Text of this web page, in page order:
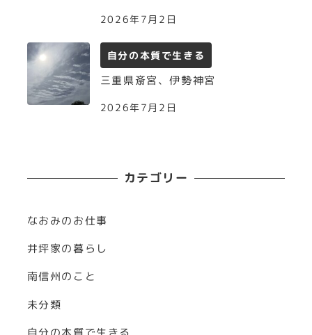
2026年7月2日
自分の本質で生きる
三重県斎宮、伊勢神宮
2026年7月2日
カテゴリー
なおみのお仕事
井坪家の暮らし
南信州のこと
未分類